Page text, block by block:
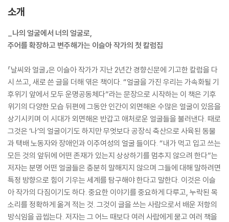
소개
_나의 얼굴에서 너의 얼굴로,
주어를 확장하고 변주해가는 이슬아 작가의 첫 칼럼집
『날씨와 얼굴』은 이슬아 작가가 지난 2년간 경향신문에 기고한 칼럼을 다
시 쓰고, 새로 쓴 글을 더해 엮은 책이다. “얼굴을 가진 우리는 가속화될 기
후위기 앞에서 모두 운명공동체다”라는 문장으로 시작하는 이 책은 기후
위기의 다양한 모습 뒤편에 그동안 인간이 외면해온 수많은 얼굴이 있음을
상기시키며 이 시대가 외면해온 반갑고 애처로운 얼굴들을 불러낸다. 때로
그것은 ‘나’의 얼굴이기도 하지만 무엇보다 공장식 축산으로 사육된 동물
과 택배 노동자와 장애인과 이주여성의 얼굴 들이다. “내가 먹고 입고 쓰는
모든 것의 앞뒤에 어떤 존재가 있는지 상상하기를 멈추지 않으려 한다”는
저자는 분명 어떤 얼굴들은 충분히 말해지지 않으며 그들에 대해 말하려면
특정 방향으로 힘이 기우는 세계를 탐구해야 한다고 말한다. 이것은 이슬
아 작가의 다짐이기도 하다. 중요한 이야기를 중요하게 다루고, 누락된 목
소리를 정확하게 옮겨 적는 것. 그것이 글을 쓰는 사람으로서 배운 저항의
방식임을 곱씹는다. 저자는 그 어느 때보다 여러 사람에게 묻고 여러 책을